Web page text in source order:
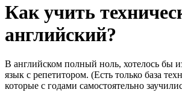
Как учить
английский?
В английском полный ноль, хотелось бы
язык с репетитором. (Есть только база
которые с годами самостоятельно